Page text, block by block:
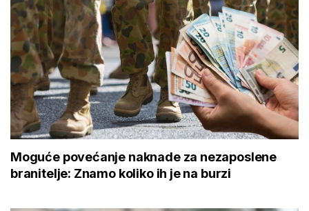
Moguće povećanje naknade za nezaposlene
branitelje: Znamo koliko ih je na burzi